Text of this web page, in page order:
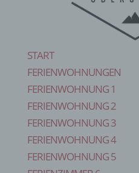
START
FERIENWOHNUNGEN
FERIENWOHNUNG 1
FERIENWOHNUNG 2
FERIENWOHNUNG 3
FERIENWOHNUNG 4
FERIENWOHNUNG 5